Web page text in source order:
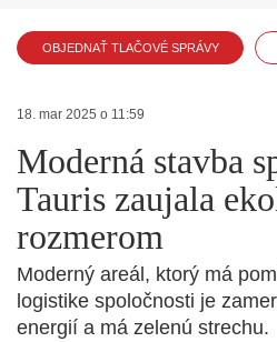
OBJEDNAŤ TLAČOVÉ SPRÁVY
18. mar 2025 o 11:59
Moderná stavba
Tauris zaujala
rozmerom
Moderný areál, ktorý má
logistike spoločnosti je
energií a má zelenú strechu.